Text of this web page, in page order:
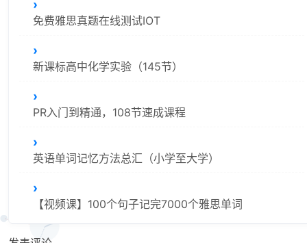
免费雅思真题在线测试IOT
新课标高中化学实验（145节）
PR入门到精通，108节速成课程
英语单词记忆方法总汇（小学至大学）
【视频课】100个句子记完7000个雅思单词